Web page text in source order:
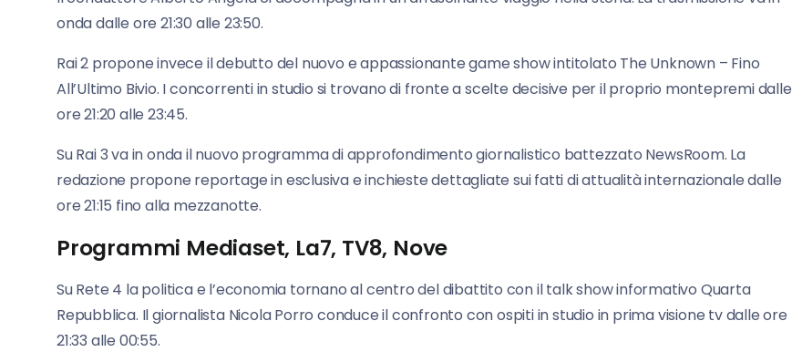
onda dalle ore 21:30 alle 23:50.
Rai 2 propone invece il debutto del nuovo e appassionante game show intitolato The Unknown – Fino
All’Ultimo Bivio. I concorrenti in studio si trovano di fronte a scelte decisive per il proprio montepremi dalle
ore 21:20 alle 23:45.
Su Rai 3 va in onda il nuovo programma di approfondimento giornalistico battezzato NewsRoom. La
redazione propone reportage in esclusiva e inchieste dettagliate sui fatti di attualità internazionale dalle
ore 21:15 fino alla mezzanotte.
Programmi Mediaset, La7, TV8, Nove
Su Rete 4 la politica e l’economia tornano al centro del dibattito con il talk show informativo Quarta
Repubblica. Il giornalista Nicola Porro conduce il confronto con ospiti in studio in prima visione tv dalle ore
21:33 alle 00:55.